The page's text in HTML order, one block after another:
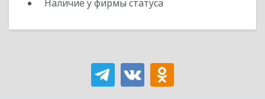
Наличие у фирмы статуса